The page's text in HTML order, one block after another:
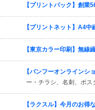
【プリントパック】創業
【プリントネット】A4
【東京カラー印刷】無線
【バンフーオンラインシ
ー・チラシ、名刺、ポス
【ラクスル】今月のお得